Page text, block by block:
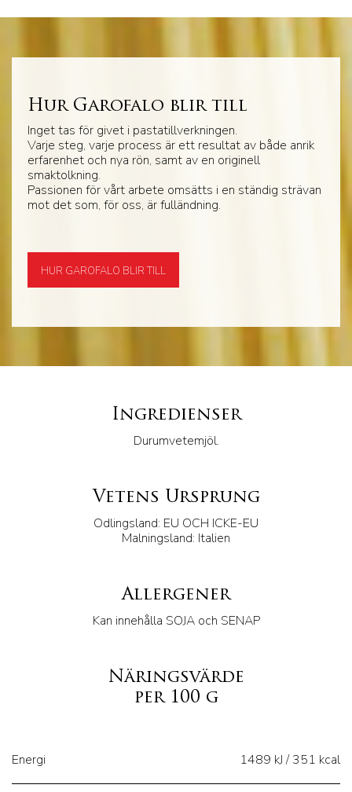
Hur Garofalo blir till
Inget tas för givet i pastatillverkningen.
Varje steg, varje process är ett resultat av både anrik
erfarenhet och nya rön, samt av en originell
smaktolkning.
Passionen för vårt arbete omsätts i en ständig strävan
mot det som, för oss, är fulländning.
HUR GAROFALO BLIR TILL
Ingredienser
Durumvetemjöl.
Vetens Ursprung
Odlingsland: EU OCH ICKE-EU
Malningsland: Italien
Allergener
Kan innehålla SOJA och SENAP
Näringsvärde
per 100 g
Energi 1489 kJ / 351 kcal